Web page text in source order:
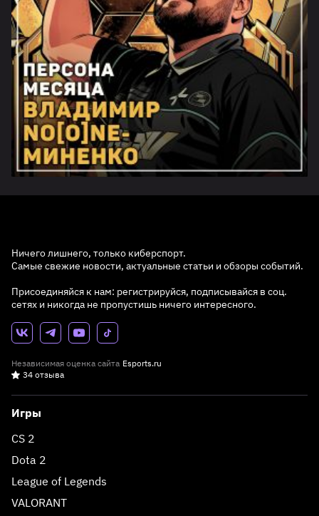
Ничего лишнего, только киберспорт.
Самые свежие новости, актуальные статьи и обзоры событий.
Присоединяйся к нам: регистрируйся, подписывайся в соц.
сетях и никогда не пропустишь ничего интересного.
Независимая оценка сайта Esports.ru
34 отзыва
Игры
CS 2
Dota 2
League of Legends
VALORANT